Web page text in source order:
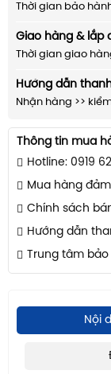
Thời gian bảo
Giao hàng & lắp
Thời gian giao
Hướng dẫn
Nhận hàng >>
Thông tin mua
Hotline: 0919
Mua hàng
Chính sách
Hướng dẫn
Trung tâm
Nội